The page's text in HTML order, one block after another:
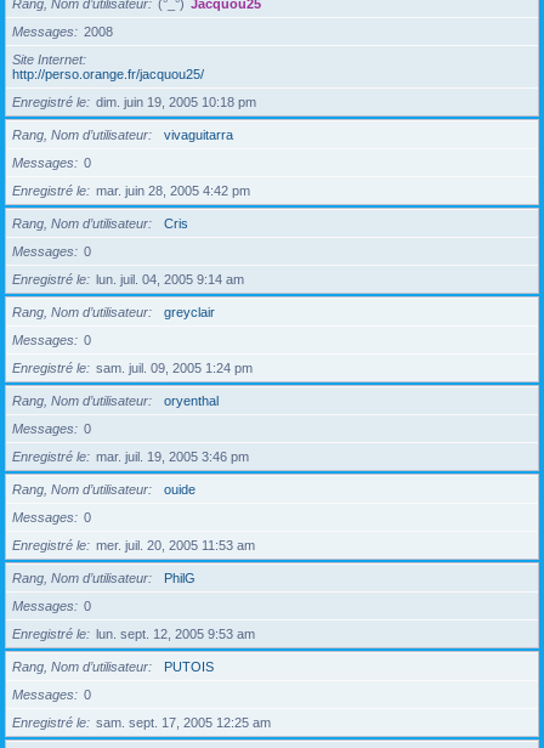
Rang, Nom d’utilisateur (°_°) Jacquou25
Messages
2008
Site Internet
http://perso.orange.fr/jacquou25/
Enregistré le
dim. juin 19, 2005 10:18 pm
Rang, Nom d’utilisateur
vivaguitarra
Messages
0
Enregistré le
mar. juin 28, 2005 4:42 pm
Rang, Nom d’utilisateur
Cris
Messages
0
Enregistré le
lun. juil. 04, 2005 9:14 am
Rang, Nom d’utilisateur
greyclair
Messages
0
Enregistré le
sam. juil. 09, 2005 1:24 pm
Rang, Nom d’utilisateur
oryenthal
Messages
0
Enregistré le
mar. juil. 19, 2005 3:46 pm
Rang, Nom d’utilisateur
ouide
Messages
0
Enregistré le
mer. juil. 20, 2005 11:53 am
Rang, Nom d’utilisateur
PhilG
Messages
0
Enregistré le
lun. sept. 12, 2005 9:53 am
Rang, Nom d’utilisateur
PUTOIS
Messages
0
Enregistré le
sam. sept. 17, 2005 12:25 am